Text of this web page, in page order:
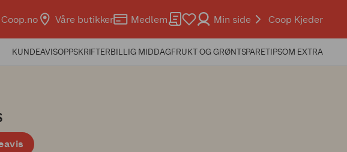
Coop.no Våre butikker Medlem Min side Coop Kjeder
KUNDEAVISOPPSKRIFTERBILLIG MIDDAGFRUKT OG GRØNTSPARETIPSOM EXTRA